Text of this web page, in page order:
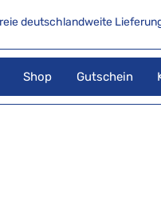
deutschlandweite
Shop Gutschein